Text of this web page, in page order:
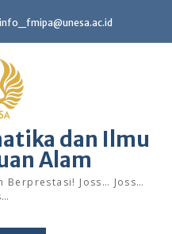
info_fmipa@unesa.ac.id
dan Ilmu
Alam
Berprestasi! Joss… Joss…